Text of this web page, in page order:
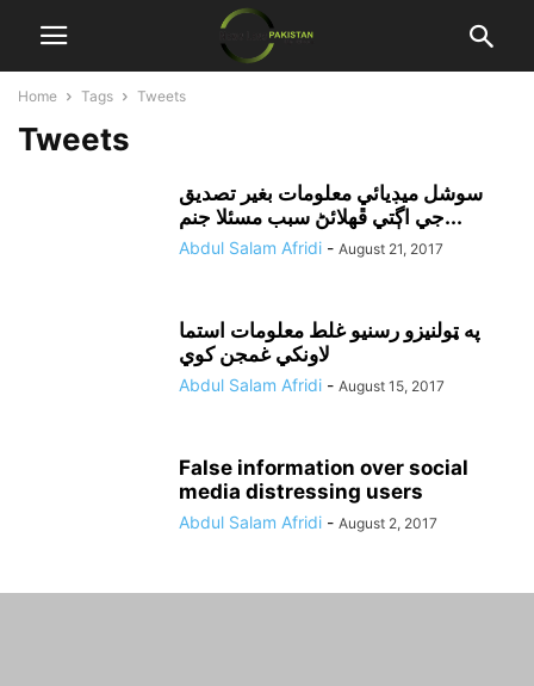
Home Tags Tweets
Tweets
سوشل ميڊيائي معلومات بغير تصديق
جي اڳتي ڦهلائڻ سبب مسئلا جنم...
Abdul Salam Afridi - August 21, 2017
په ټولنيزو رسنيو غلط معلومات استما
لاونکي غمجن کوي
Abdul Salam Afridi - August 15, 2017
False information over social
media distressing users
Abdul Salam Afridi - August 2, 2017